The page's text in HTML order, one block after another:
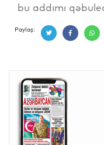
bu addımı
Paylaş: